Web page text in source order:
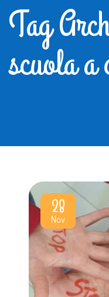
Tag
scuola
28
Nov